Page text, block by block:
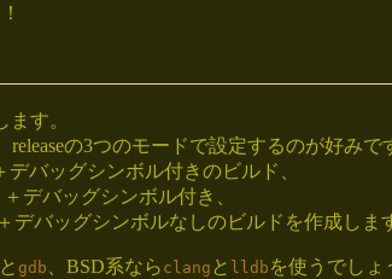
す。
releaseの3つのモードで設定するのが好みで
デバッグシンボル付きのビルド、
デバッグシンボル付き、
デバッグシンボルなしのビルドを作成しま
と gdb 、BSD系なら clang と lldb を使うでしょ